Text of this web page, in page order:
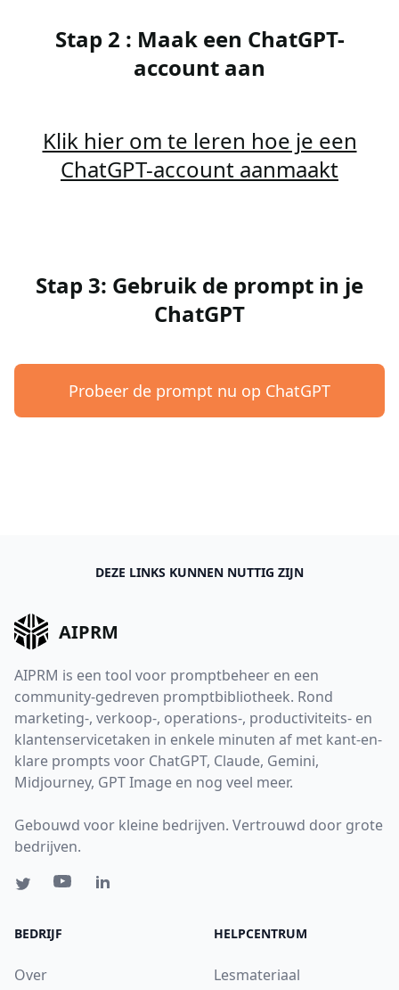
Stap 2 : Maak een ChatGPT-
account aan
Klik hier om te leren hoe je een
ChatGPT-account aanmaakt
Stap 3: Gebruik de prompt in je
ChatGPT
Probeer de prompt nu op ChatGPT
DEZE LINKS KUNNEN NUTTIG ZIJN
AIPRM
AIPRM is een tool voor promptbeheer en een
community-gedreven promptbibliotheek. Rond
marketing-, verkoop-, operations-, productiviteits- en
klantenservicetaken in enkele minuten af met kant-en-
klare prompts voor ChatGPT, Claude, Gemini,
Midjourney, GPT Image en nog veel meer.
Gebouwd voor kleine bedrijven. Vertrouwd door grote
bedrijven.
BEDRIJF
Over
HELPCENTRUM
Lesmateriaal